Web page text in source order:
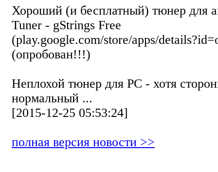
Хороший (и бесплатный) тюнер для
Tuner - gStrings Free
(play.google.com/store/apps/
(опробован!!!)
Неплохой тюнер для РС - хотя
нормальный ...
[2015-12-25 05:53:24]
полная версия новости >>